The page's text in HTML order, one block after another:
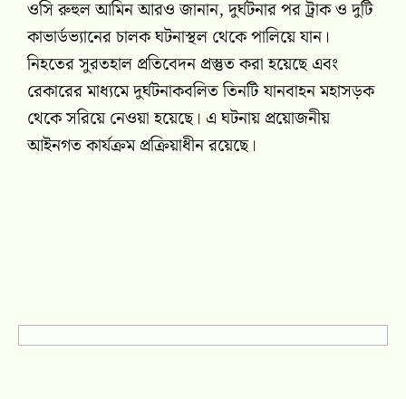
ওসি রুহুল আমিন আরও জানান, দুর্ঘটনার পর ট্রাক ও দুটি
কাভার্ডভ্যানের চালক ঘটনাস্থল থেকে পালিয়ে যান।
নিহতের সুরতহাল প্রতিবেদন প্রস্তুত করা হয়েছে এবং
রেকারের মাধ্যমে দুর্ঘটনাকবলিত তিনটি যানবাহন মহাসড়ক
থেকে সরিয়ে নেওয়া হয়েছে। এ ঘটনায় প্রয়োজনীয়
আইনগত কার্যক্রম প্রক্রিয়াধীন রয়েছে।